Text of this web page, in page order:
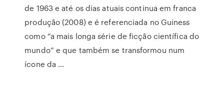
de 1963 e até os dias atuais continua em franca
produção (2008) e é referenciada no Guiness
como “a mais longa série de ficção científica do
mundo” e que também se transformou num
ícone da …